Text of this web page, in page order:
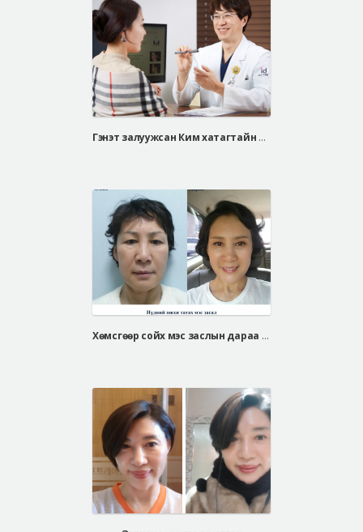
Гэнэт залуужсан Ким хатагтайн нүүрний үрчлээ, завжны үрчлээнээсээ салсан нууц арга
Хөмсгөөр сойх мэс заслын дараа / Чон хуа сон